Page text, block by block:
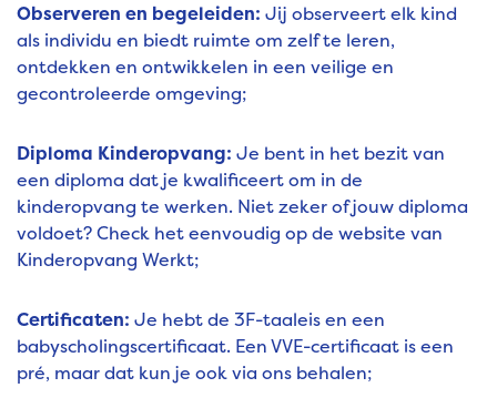
Observeren en begeleiden: Jij observeert elk kind
als individu en biedt ruimte om zelf te leren,
ontdekken en ontwikkelen in een veilige en
gecontroleerde omgeving;
Diploma Kinderopvang: Je bent in het bezit van
een diploma dat je kwalificeert om in de
kinderopvang te werken. Niet zeker of jouw diploma
voldoet? Check het eenvoudig op de website van
Kinderopvang Werkt;
Certificaten: Je hebt de 3F-taaleis en een
babyscholingscertificaat. Een VVE-certificaat is een
pré, maar dat kun je ook via ons behalen;